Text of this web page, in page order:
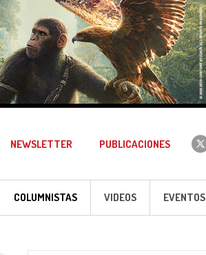
NEWSLETTER PUBLICACIONES
COLUMNISTAS VIDEOS EVENTOS